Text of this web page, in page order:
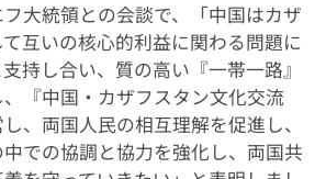
大統領との会談で、「中国はカザ
互いの核心的利益に関わる問題に
持し合い、質の高い『一帯一路』
『中国・カザフスタン文化交流
、両国人民の相互理解を促進し、
での協調と協力を強化し、両国共